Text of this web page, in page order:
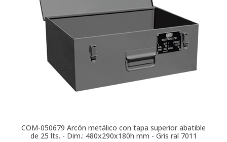
COM-050679 Arcón metálico con tapa superior abatible
de 25 lts. - Dim.: 480x290x180h mm - Gris ral 7011